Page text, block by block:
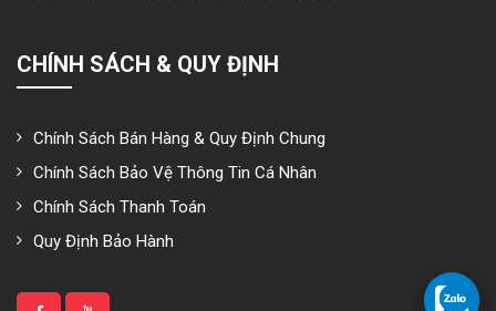
CHÍNH SÁCH & QUY ĐỊNH
Chính Sách Bán Hàng & Quy Định Chung
Chính Sách Bảo Vệ Thông Tin Cá Nhân
Chính Sách Thanh Toán
Quy Định Bảo Hành